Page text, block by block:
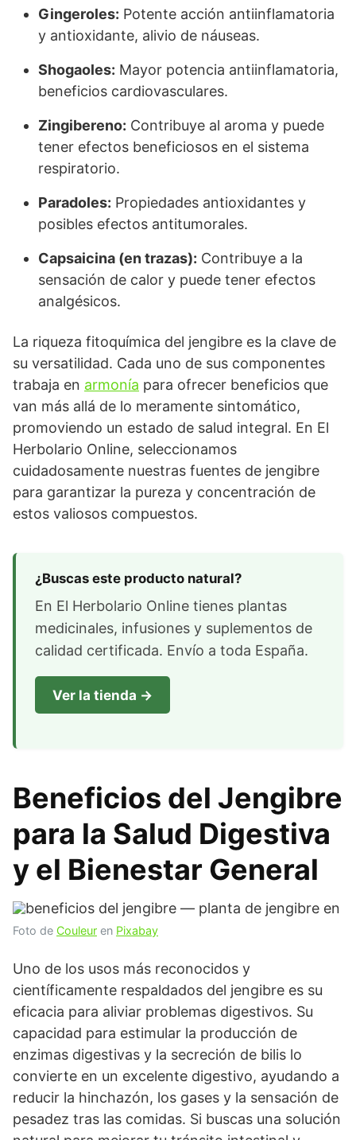
Gingeroles: Potente acción antiinflamatoria
y antioxidante, alivio de náuseas.
Shogaoles: Mayor potencia antiinflamatoria,
beneficios cardiovasculares.
Zingibereno: Contribuye al aroma y puede
tener efectos beneficiosos en el sistema
respiratorio.
Paradoles: Propiedades antioxidantes y
posibles efectos antitumorales.
Capsaicina (en trazas): Contribuye a la
sensación de calor y puede tener efectos
analgésicos.
La riqueza fitoquímica del jengibre es la clave de
su versatilidad. Cada uno de sus componentes
trabaja en armonía para ofrecer beneficios que
van más allá de lo meramente sintomático,
promoviendo un estado de salud integral. En El
Herbolario Online, seleccionamos
cuidadosamente nuestras fuentes de jengibre
para garantizar la pureza y concentración de
estos valiosos compuestos.
¿Buscas este producto natural?
En El Herbolario Online tienes plantas
medicinales, infusiones y suplementos de
calidad certificada. Envío a toda España.
Ver la tienda →
Beneficios del Jengibre
para la Salud Digestiva
y el Bienestar General
Foto de Couleur en Pixabay
Uno de los usos más reconocidos y
científicamente respaldados del jengibre es su
eficacia para aliviar problemas digestivos. Su
capacidad para estimular la producción de
enzimas digestivas y la secreción de bilis lo
convierte en un excelente digestivo, ayudando a
reducir la hinchazón, los gases y la sensación de
pesadez tras las comidas. Si buscas una solución